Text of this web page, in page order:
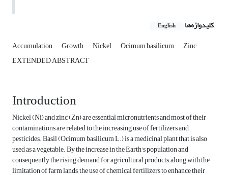
کلیدواژه‌ها English
Accumulation Growth Nickel Ocimum basilicum
Zinc
EXTENDED ABSTRACT
Introduction
Nickel (Ni) and zinc (Zn) are essential micronutrients and most of their
contaminations are related to the increasing use of fertilizers and
pesticides. Basil (Ocimum basilicum L.) is a medicinal plant that is also
used as a vegetable. By the increase in the Earth's population and
consequently the rising demand for agricultural products, along with the
limitation of farm lands, the use of chemical fertilizers to enhance their